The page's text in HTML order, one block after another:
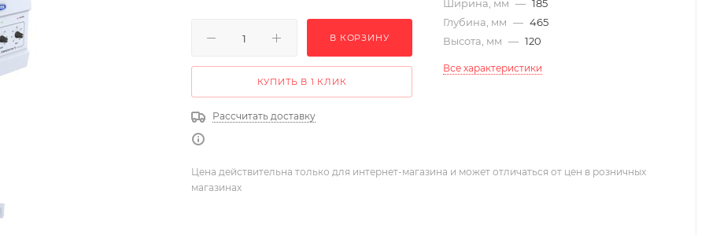
В КОРЗИНУ
КУПИТЬ В 1 КЛИК
Рассчитать доставку
Ширина, мм — 185
Глубина, мм — 465
Высота, мм — 120
Все характеристики
Цена действительна только для интернет-магазина и может отличаться от цен в розничных
магазинах